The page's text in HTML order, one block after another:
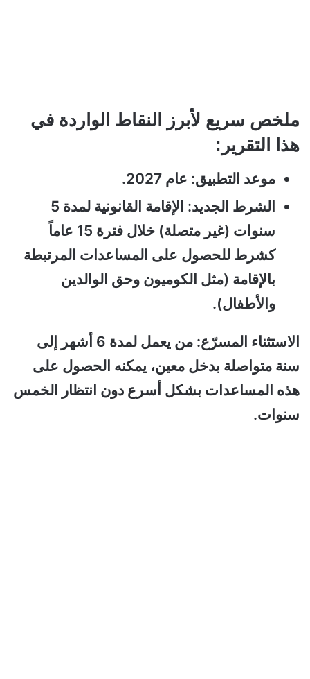
ملخص سريع لأبرز النقاط الواردة في
هذا التقرير:
موعد التطبيق: عام 2027.
الشرط الجديد: الإقامة القانونية لمدة 5
سنوات (غير متصلة) خلال فترة 15 عاماً
كشرط للحصول على المساعدات المرتبطة
بالإقامة (مثل الكوميون وحق الوالدين
والأطفال).
الاستثناء المسرّع: من يعمل لمدة 6 أشهر إلى
سنة متواصلة بدخل معين، يمكنه الحصول على
هذه المساعدات بشكل أسرع دون انتظار الخمس
سنوات.